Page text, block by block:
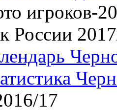
игроков-
России
17